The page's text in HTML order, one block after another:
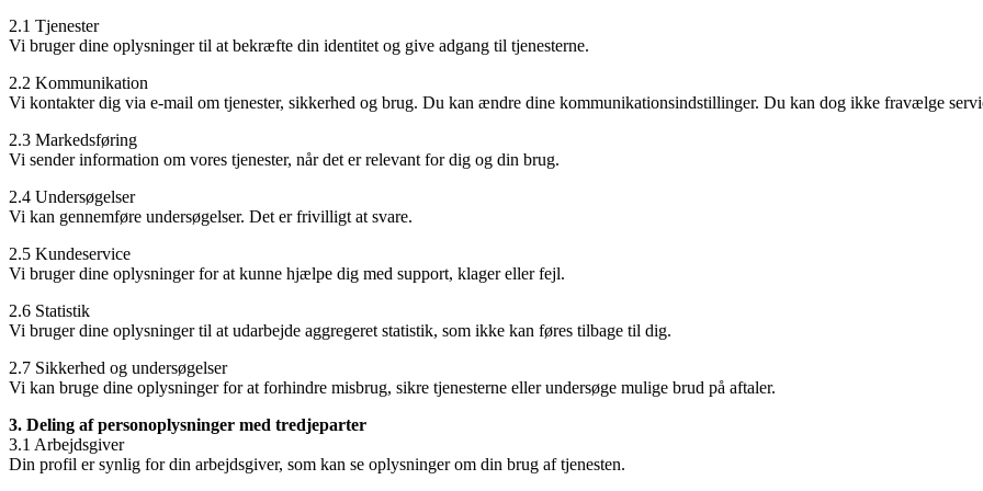
2.1 Tjenester
Vi bruger dine oplysninger til at bekræfte din identitet og give adgang til tjenesterne.
2.2 Kommunikation
Vi kontakter dig via e-mail om tjenester, sikkerhed og brug. Du kan ændre dine kommunikationsindstillinger. Du kan dog ikke fravælge
2.3 Markedsføring
Vi sender information om vores tjenester, når det er relevant for dig og din brug.
2.4 Undersøgelser
Vi kan gennemføre undersøgelser. Det er frivilligt at svare.
2.5 Kundeservice
Vi bruger dine oplysninger for at kunne hjælpe dig med support, klager eller fejl.
2.6 Statistik
Vi bruger dine oplysninger til at udarbejde aggregeret statistik, som ikke kan føres tilbage til dig.
2.7 Sikkerhed og undersøgelser
Vi kan bruge dine oplysninger for at forhindre misbrug, sikre tjenesterne eller undersøge mulige brud på aftaler.
3. Deling af personoplysninger med tredjeparter
3.1 Arbejdsgiver
Din profil er synlig for din arbejdsgiver, som kan se oplysninger om din brug af tjenesten.